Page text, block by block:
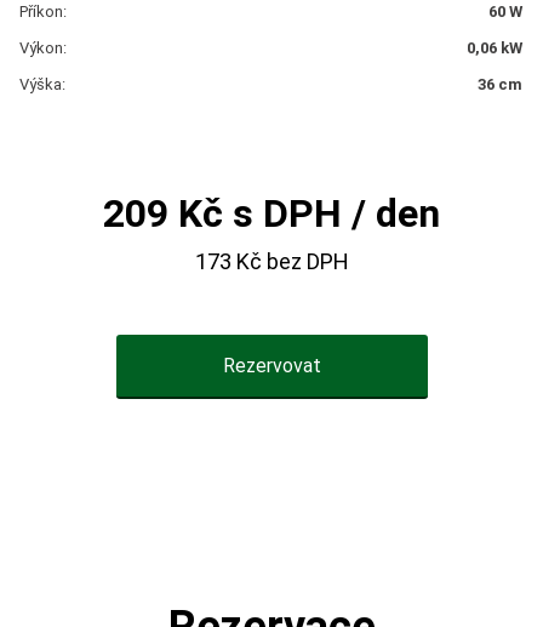
Příkon:
60 W
Výkon:
0,06 kW
Výška:
36 cm
209 Kč s DPH / den
173 Kč bez DPH
Rezervovat